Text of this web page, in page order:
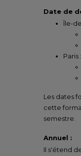
Date de
Île-
Paris :
Les dates
cette
semestre.
Annuel :
Il s'étend